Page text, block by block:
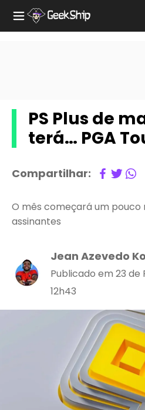
PS Plus de
terá… PGA
Compartilhar:
O mês começará um pouco
assinantes
Jean Azevedo
Publicado em 23 de
12h43